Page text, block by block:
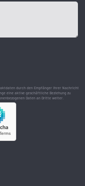
durch den Empfänger Ihrer Nachricht
eine aktive geschäftliche Beziehung zu
Daten an Dritte weiter.